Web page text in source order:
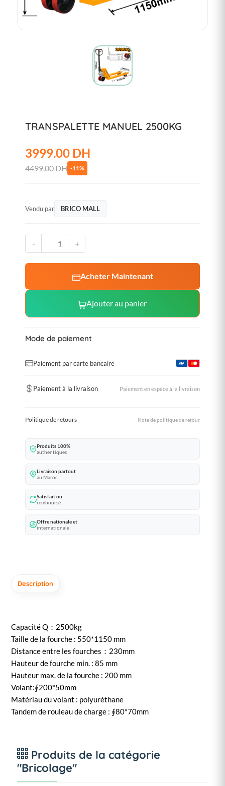
TRANSPALETTE MANUEL 2500KG
3999.00 DH
4499.00 DH -11%
Vendu par BRICO MALL
- +
Acheter Maintenant
Ajouter au panier
Mode de paiement
Paiement par carte bancaire
Paiement à la livraison Paiement en espèce à la livraison
Politique de retours Note de politique de retour
Produits 100%
authentiques
Livraison partout
au Maroc
Satisfait ou
remboursé
Offre nationale et
internationale
Description
Capacité Q：2500kg
Taille de la fourche : 550*1150 mm
Distance entre les fourches：230mm
Hauteur de fourche min. : 85 mm
Hauteur max. de la fourche : 200 mm
Volant:∮200*50mm
Matériau du volant : polyuréthane
Tandem de rouleau de charge : ∮80*70mm
Produits de la catégorie
"Bricolage"